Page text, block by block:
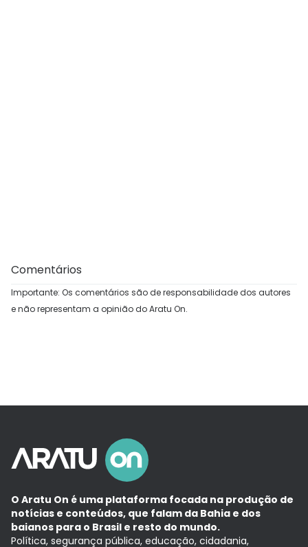
Comentários
Importante: Os comentários são de responsabilidade dos autores
e não representam a opinião do Aratu On.
O Aratu On é uma plataforma focada na produção de
notícias e conteúdos, que falam da Bahia e dos
baianos para o Brasil e resto do mundo.
Política, segurança pública, educação, cidadania,